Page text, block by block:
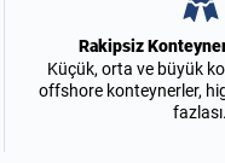
Rakipsiz
Küçük, orta ve büyük
offshore konteynerler,
fazlası.